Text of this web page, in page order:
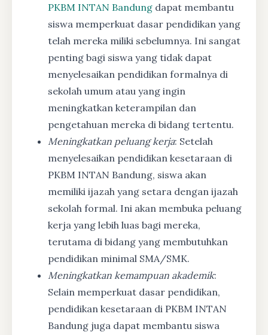
PKBM INTAN Bandung dapat membantu
siswa memperkuat dasar pendidikan yang
telah mereka miliki sebelumnya. Ini sangat
penting bagi siswa yang tidak dapat
menyelesaikan pendidikan formalnya di
sekolah umum atau yang ingin
meningkatkan keterampilan dan
pengetahuan mereka di bidang tertentu.
Meningkatkan peluang kerja: Setelah
menyelesaikan pendidikan kesetaraan di
PKBM INTAN Bandung, siswa akan
memiliki ijazah yang setara dengan ijazah
sekolah formal. Ini akan membuka peluang
kerja yang lebih luas bagi mereka,
terutama di bidang yang membutuhkan
pendidikan minimal SMA/SMK.
Meningkatkan kemampuan akademik:
Selain memperkuat dasar pendidikan,
pendidikan kesetaraan di PKBM INTAN
Bandung juga dapat membantu siswa